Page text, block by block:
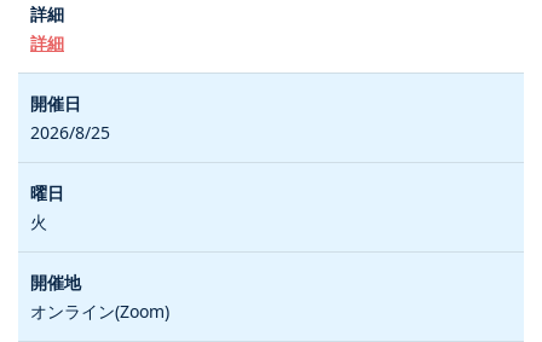
詳細
2026/8/25
火
オンライン(Zoom)